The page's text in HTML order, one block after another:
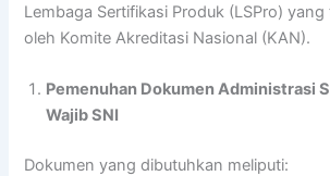
Lembaga Sertifikasi Produk (LSPro)
oleh Komite Akreditasi Nasional (KAN).
Pemenuhan Dokumen Administrasi
Wajib SNI
Dokumen yang dibutuhkan meliputi: